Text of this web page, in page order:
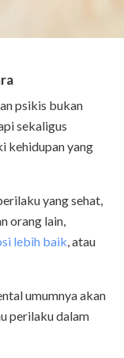
psikis bukan
sekaligus
kehidupan yang
yang sehat,
orang lain,
lebih baik, atau
umumnya akan
perilaku dalam